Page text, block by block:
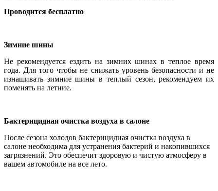
Проводится бесплатно
Зимние шины
Не рекомендуется ездить на зимних шинах в теплое время
года. Для того чтобы не снижать уровень безопасности и не
изнашивать зимние шины в теплый сезон, рекомендуем их
поменять на летние.
Бактерицидная очистка воздуха в салоне
После сезона холодов бактерицидная очистка воздуха в
салоне необходима для устранения бактерий и накопившихся
загрязнений. Это обеспечит здоровую и чистую атмосферу в
вашем автомобиле на все лето.